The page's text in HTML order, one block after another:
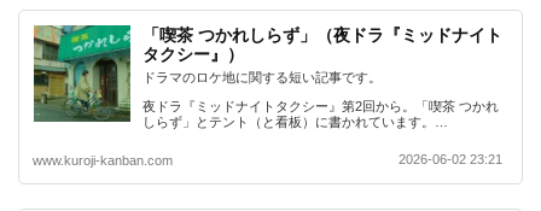
「喫茶 つかれしらず」（夜ドラ『ミッドナイト
タクシー』）
ドラマのロケ地に関する短い記事です。
夜ドラ『ミッドナイトタクシー』第2回から。「喫茶 つかれ
しらず」とテント（と看板）に書かれています。…
www.kuroji-kanban.com 2026-06-02 23:21